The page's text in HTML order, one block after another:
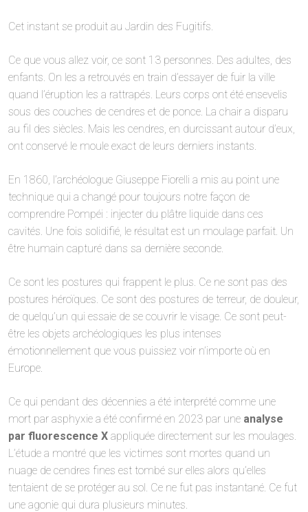
Cet instant se produit au Jardin des Fugitifs.
Ce que vous allez voir, ce sont 13 personnes. Des adultes, des
enfants. On les a retrouvés en train d’essayer de fuir la ville
quand l’éruption les a rattrapés. Leurs corps ont été ensevelis
sous des couches de cendres et de ponce. La chair a disparu
au fil des siècles. Mais les cendres, en durcissant autour d’eux,
ont conservé le moule exact de leurs derniers instants.
En 1860, l’archéologue Giuseppe Fiorelli a mis au point une
technique qui a changé pour toujours notre façon de
comprendre Pompéi : injecter du plâtre liquide dans ces
cavités. Une fois solidifié, le résultat est un moulage parfait. Un
être humain capturé dans sa dernière seconde.
Ce sont les postures qui frappent le plus. Ce ne sont pas des
postures héroïques. Ce sont des postures de terreur, de douleur,
de quelqu’un qui essaie de se couvrir le visage. Ce sont peut-
être les objets archéologiques les plus intenses
émotionnellement que vous puissiez voir n’importe où en
Europe.
Ce qui pendant des décennies a été interprété comme une
mort par asphyxie a été confirmé en 2023 par une analyse
par fluorescence X appliquée directement sur les moulages.
L’étude a montré que les victimes sont mortes quand un
nuage de cendres fines est tombé sur elles alors qu’elles
tentaient de se protéger au sol. Ce ne fut pas instantané. Ce fut
une agonie qui dura plusieurs minutes.